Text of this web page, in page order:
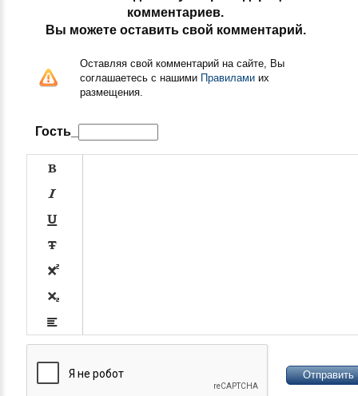
комментариев.
Вы можете оставить свой комментарий.
Оставляя свой комментарий на сайте, Вы
соглашаетесь с нашими Правилами их
размещения.
Гость_







